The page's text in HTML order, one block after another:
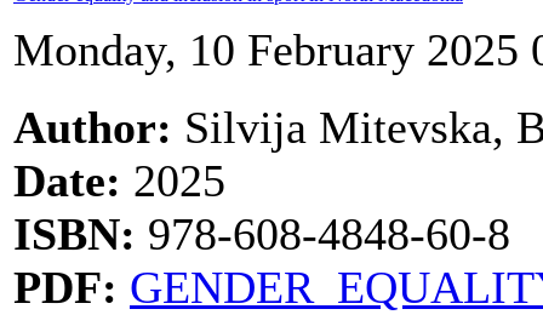
Monday, 10 February 2025
Author: Silvija Mitevska,
Date: 2025
ISBN: 978-608-4848-60-8
PDF: